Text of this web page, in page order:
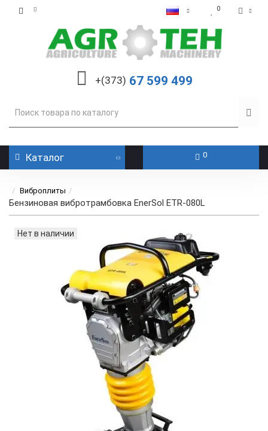
0
+(373) 67 599 499
Каталог 0
Виброплиты
Бензиновая вибротрамбовка EnerSol ETR-080L
Нет в наличии